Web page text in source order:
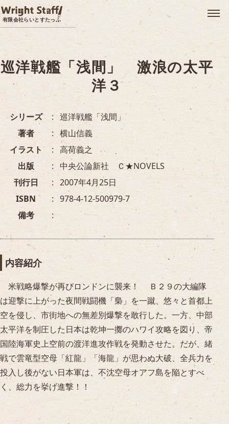
有限会社らいとすたっふ メ
巡洋戦艦「浅間」 激浪の太平
洋３
シリーズ
巡洋戦艦「浅間」
著者
横山信義
イラスト
高荷義之
出版
中央公論新社 Ｃ★NOVELS
刊行日
2007年4月25日
ISBN
978-4-12-500979-7
備考
内容紹介
米戦略爆撃が再びロンドンに襲来！ Ｂ２９の大編隊
は迎撃に上がった夜間戦闘機「梟」を一蹴、悠々と首都上
空を侵し、市街地への無差別爆撃を敢行した。一方、中部
太平洋を制圧した日本は乾坤一擲のハワイ攻略を図り、帝
国陸海軍史上空前の渡洋進攻作戦を発動させた。だが、緒
戦で雲竜型空母「紅龍」「海龍」が思わぬ大破、全兵力を
投入し後がない日本軍は、不沈空母オアフ島を陥とすべ
く、総力を挙げ進撃！！